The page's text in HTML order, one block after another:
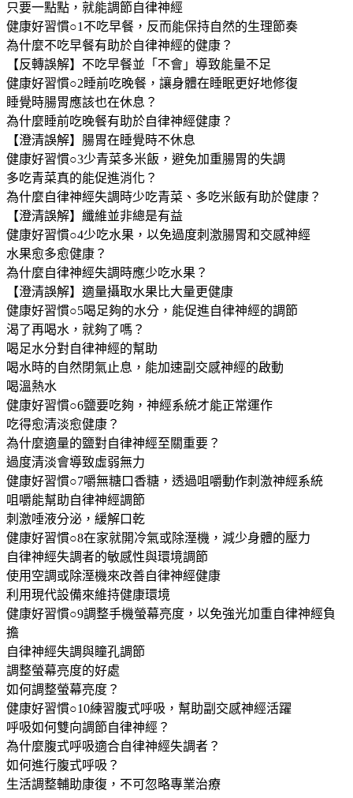
只要一點點，就能調節自律神經
健康好習慣○1不吃早餐，反而能保持自然的生理節奏
為什麼不吃早餐有助於自律神經的健康？
【反轉誤解】不吃早餐並「不會」導致能量不足
健康好習慣○2睡前吃晚餐，讓身體在睡眠更好地修復
睡覺時腸胃應該也在休息？
為什麼睡前吃晚餐有助於自律神經健康？
【澄清誤解】腸胃在睡覺時不休息
健康好習慣○3少青菜多米飯，避免加重腸胃的失調
多吃青菜真的能促進消化？
為什麼自律神經失調時少吃青菜、多吃米飯有助於健康？
【澄清誤解】纖維並非總是有益
健康好習慣○4少吃水果，以免過度刺激腸胃和交感神經
水果愈多愈健康？
為什麼自律神經失調時應少吃水果？
【澄清誤解】適量攝取水果比大量更健康
健康好習慣○5喝足夠的水分，能促進自律神經的調節
渴了再喝水，就夠了嗎？
喝足水分對自律神經的幫助
喝水時的自然閉氣止息，能加速副交感神經的啟動
喝溫熱水
健康好習慣○6鹽要吃夠，神經系統才能正常運作
吃得愈清淡愈健康？
為什麼適量的鹽對自律神經至關重要？
過度清淡會導致虛弱無力
健康好習慣○7嚼無糖口香糖，透過咀嚼動作刺激神經系統
咀嚼能幫助自律神經調節
刺激唾液分泌，緩解口乾
健康好習慣○8在家就開冷氣或除溼機，減少身體的壓力
自律神經失調者的敏感性與環境調節
使用空調或除溼機來改善自律神經健康
利用現代設備來維持健康環境
健康好習慣○9調整手機螢幕亮度，以免強光加重自律神經負
擔
自律神經失調與瞳孔調節
調整螢幕亮度的好處
如何調整螢幕亮度？
健康好習慣○10練習腹式呼吸，幫助副交感神經活躍
呼吸如何雙向調節自律神經？
為什麼腹式呼吸適合自律神經失調者？
如何進行腹式呼吸？
生活調整輔助康復，不可忽略專業治療